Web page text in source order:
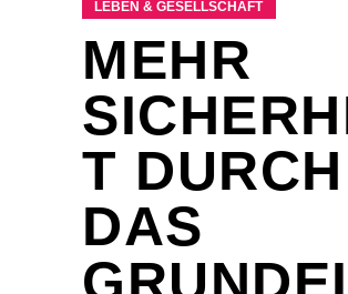
LEBEN & GESELLSCHAFT
MEHR
T DURCH
DAS